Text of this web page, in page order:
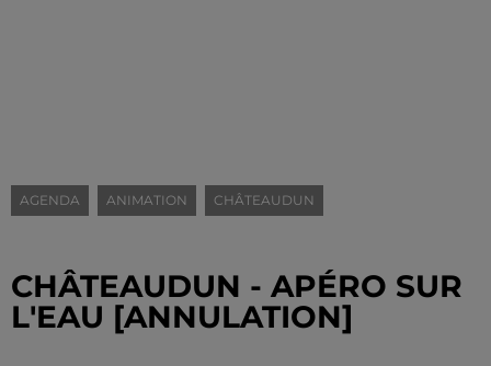
AGENDA ANIMATION CHÂTEAUDUN
CHÂTEAUDUN - APÉRO SUR
L'EAU [ANNULATION]